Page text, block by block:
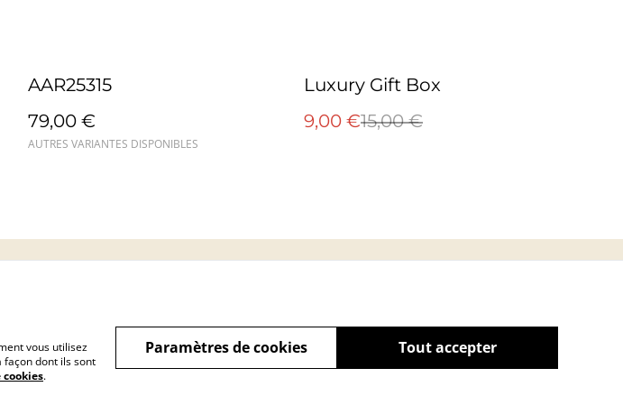
AAR25315
79,00 €
AUTRES VARIANTES DISPONIBLES
%
Luxury Gift Box
9,00 €15,00 €
vous utilisez
façon dont ils sont
.
Tout accepter
Paramètres de cookies